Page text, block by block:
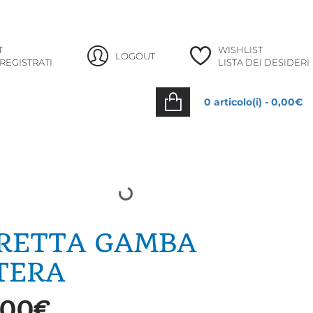
LOGOUT
WISHLIST
LISTA DEI DESIDERI
0 articolo(i) - 0,00€
GAMBA